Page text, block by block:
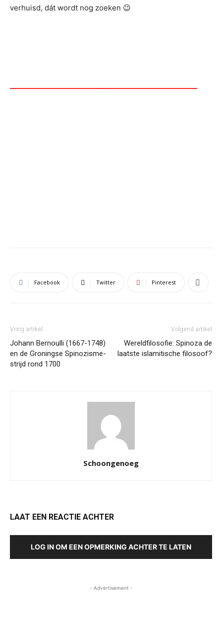
verhuisd, dát wordt nog zoeken 😉
Facebook Twitter Pinterest
Vorig artikel
Johann Bernoulli (1667-1748)
en de Groningse Spinozisme-
strijd rond 1700
Volgend artikel
Wereldfilosofie: Spinoza de
laatste islamitische filosoof?
Schoongenoeg
LAAT EEN REACTIE ACHTER
LOG IN OM EEN OPMERKING ACHTER TE LATEN
- Advertisement -